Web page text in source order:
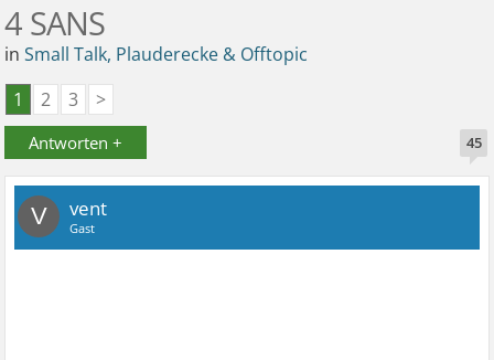
4 SANS
inSmall Talk, Plauderecke & Offtopic
1
2 3 >
Antworten + 45
V vent
Gast